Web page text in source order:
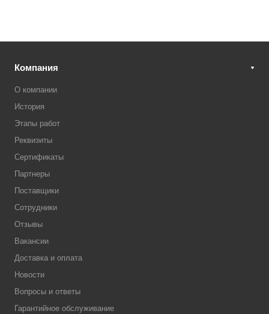
Компания
О компании
История
Этапы работ
Реквизиты
Сертификаты
Партнеры
Поставщики
Сотрудники
Отзывы
Вакансии
Доставка и оплата
Новости
Вопросы и ответы
Гарантийное обслуживание